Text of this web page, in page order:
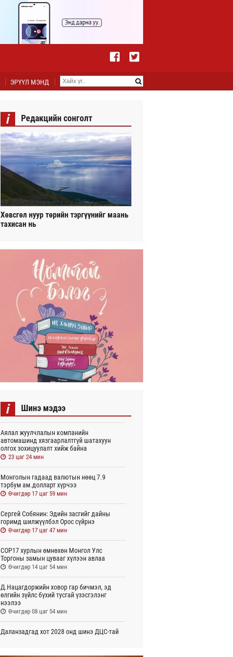
ЭРҮҮЛ МЭНД
i Редакцийн сонголт
Хөвсгөл нуур төрийн тэргүүнийг маань
тахисан нь
i Шинэ мэдээ
Аялал жуулчлалын компанийн
автомашинд хязгаарлалтгүй шатахуун
олгох зохицуулалт хийж байна
23 цаг 24 мин
Монголын гадаад валютын нөөц 7.9
тэрбум ам.долларт хүрчээ
Өчигдөр 17 цаг 59 мин
Сергей Собянин: Эдийн засгийг дайны
горимд шилжүүлбэл Орос сүйрнэ
Өчигдөр 17 цаг 47 мин
COP17 хурлын өмнөхөн Монгол Улс
Торгоны замын цувааг хүлээн авлаа
Өчигдөр 14 цаг 54 мин
Д.Нацагдоржийн ховор гар бичмэл, эд
өлгийн зүйлс бүхий тусгай үзэсгэлэнг
нээлээ
Өчигдөр 08 цаг 54 мин
Даланзадгад хот 2028 онд шинэ ДЦС-тай